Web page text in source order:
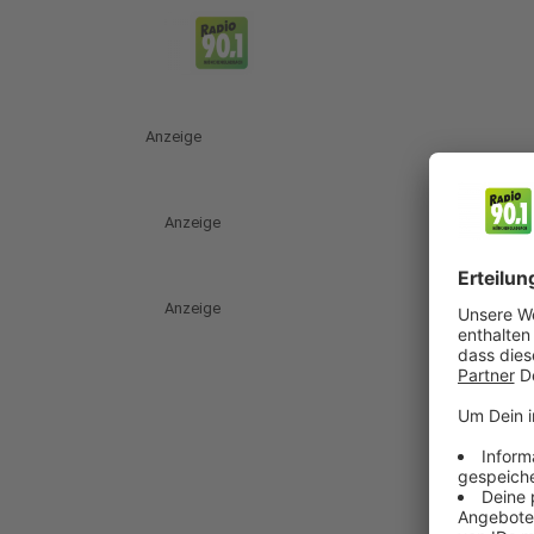
Anzeige
Anzeige
Anzeige